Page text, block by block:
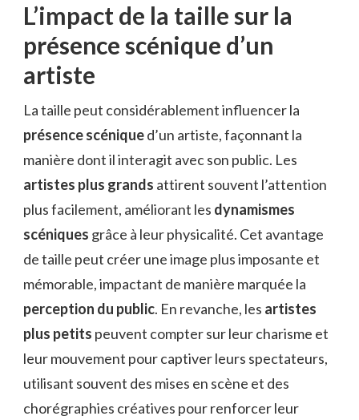
L’impact de la taille sur la
présence scénique d’un
artiste
La taille peut considérablement influencer la
présence scéniqued’un artiste, façonnant la
manière dont il interagit avec son public. Les
artistes plus grands attirent souvent l’attention
plus facilement, améliorant les dynamismes
scéniques grâce à leur physicalité. Cet avantage
de taille peut créer une image plus imposante et
mémorable, impactant de manière marquée la
perception du public. En revanche, les artistes
plus petits peuvent compter sur leur charisme et
leur mouvement pour captiver leurs spectateurs,
utilisant souvent des mises en scène et des
chorégraphies créatives pour renforcer leur